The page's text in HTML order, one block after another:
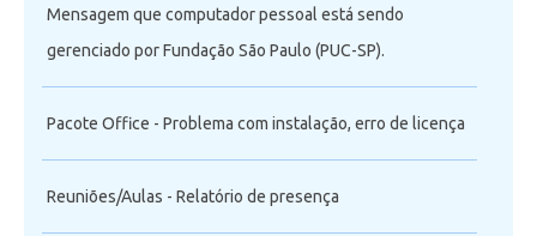
Mensagem que computador pessoal está sendo
gerenciado por Fundação São Paulo (PUC-SP).
Pacote Office - Problema com instalação, erro de licença
Reuniões/Aulas - Relatório de presença